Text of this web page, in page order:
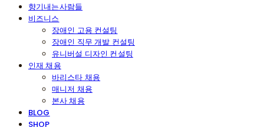
향기내는사람들
비즈니스
장애인 고용 컨설팅
장애인 직무 개발 컨설팅
유니버설 디자인 컨설팅
인재 채용
바리스타 채용
매니저 채용
본사 채용
BLOG
SHOP